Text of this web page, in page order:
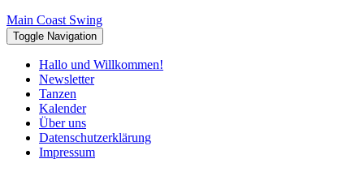
Skip
to
content
Toggle
header
Main Coast Swing
Toggle Navigation
Hallo und Willkommen!
Newsletter
Tanzen
Kalender
Über uns
Datenschutzerklärung
Impressum